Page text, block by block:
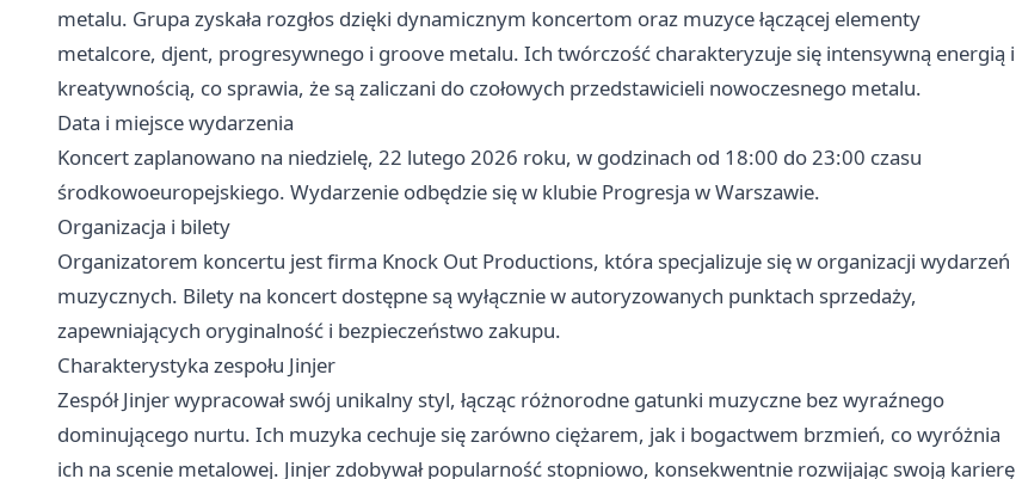
metalu. Grupa zyskała rozgłos dzięki dynamicznym koncertom oraz muzyce łączącej elementy
metalcore, djent, progresywnego i groove metalu. Ich twórczość charakteryzuje się intensywną energią i
kreatywnością, co sprawia, że są zaliczani do czołowych przedstawicieli nowoczesnego metalu.
Data i miejsce wydarzenia
Koncert zaplanowano na niedzielę, 22 lutego 2026 roku, w godzinach od 18:00 do 23:00 czasu
środkowoeuropejskiego. Wydarzenie odbędzie się w klubie Progresja w Warszawie.
Organizacja i bilety
Organizatorem koncertu jest firma Knock Out Productions, która specjalizuje się w organizacji wydarzeń
muzycznych. Bilety na koncert dostępne są wyłącznie w autoryzowanych punktach sprzedaży,
zapewniających oryginalność i bezpieczeństwo zakupu.
Charakterystyka zespołu Jinjer
Zespół Jinjer wypracował swój unikalny styl, łącząc różnorodne gatunki muzyczne bez wyraźnego
dominującego nurtu. Ich muzyka cechuje się zarówno ciężarem, jak i bogactwem brzmień, co wyróżnia
ich na scenie metalowej. Jinjer zdobywał popularność stopniowo, konsekwentnie rozwijając swoją karierę